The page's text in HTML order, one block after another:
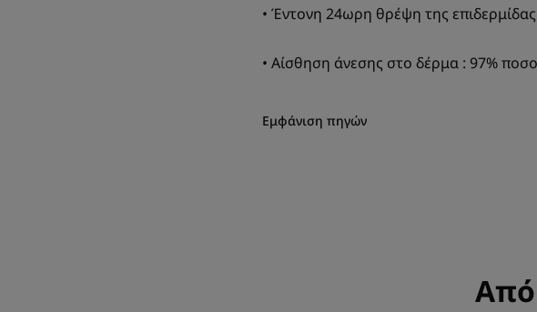
• Έντονη 24ωρη θρέψη της
• Αίσθηση άνεσης στο δέρμα : 97%
Εμφάνιση πηγών
Από